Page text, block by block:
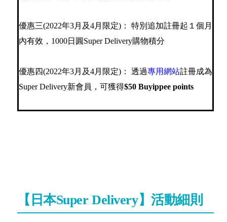
優惠三(2022年3月及4月限定)： 特別追加註冊起１個月
內有效，1000日圓Super Delivery購物積分
優惠四(2022年3月及4月限定)： 透過專用網站註冊成為
Super Delivery新會員，可獲得$50 Buyippee points
【日本Super Delivery】活動細則